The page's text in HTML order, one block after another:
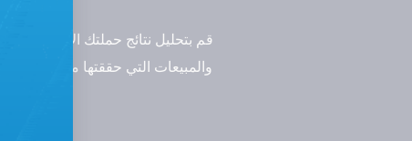
قم بتحليل نتائج حملتك الإعلانية
والمبيعات التي حققتها من